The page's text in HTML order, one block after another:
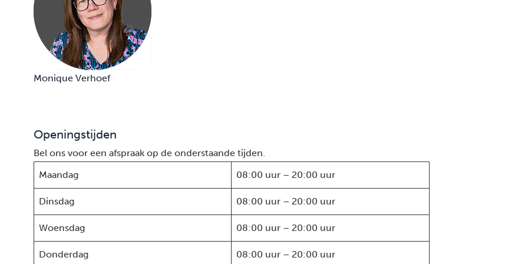
Monique Verhoef
Openingstijden
Bel ons voor een afspraak op de onderstaande tijden.
Maandag
08:00 uur – 20:00 uur
Dinsdag 08:00 uur – 20:00 uur
Woensdag 08:00 uur – 20:00 uur
Donderdag 08:00 uur – 20:00 uur